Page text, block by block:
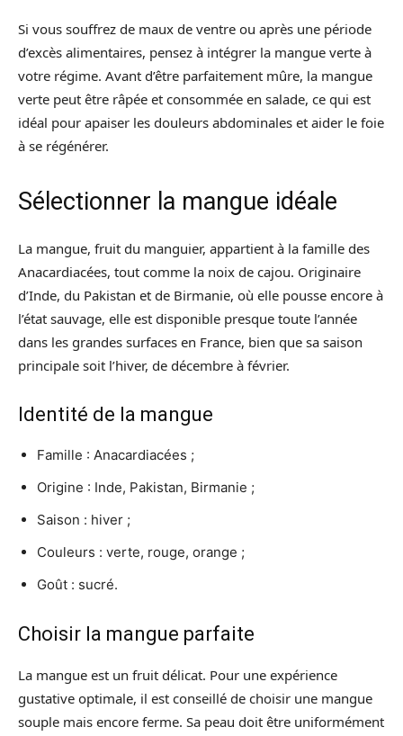
Si vous souffrez de maux de ventre ou après une période
d’excès alimentaires, pensez à intégrer la mangue verte à
votre régime. Avant d’être parfaitement mûre, la mangue
verte peut être râpée et consommée en salade, ce qui est
idéal pour apaiser les douleurs abdominales et aider le foie
à se régénérer.
Sélectionner la mangue idéale
La mangue, fruit du manguier, appartient à la famille des
Anacardiacées, tout comme la noix de cajou. Originaire
d’Inde, du Pakistan et de Birmanie, où elle pousse encore à
l’état sauvage, elle est disponible presque toute l’année
dans les grandes surfaces en France, bien que sa saison
principale soit l’hiver, de décembre à février.
Identité de la mangue
Famille : Anacardiacées ;
Origine : Inde, Pakistan, Birmanie ;
Saison : hiver ;
Couleurs : verte, rouge, orange ;
Goût : sucré.
Choisir la mangue parfaite
La mangue est un fruit délicat. Pour une expérience
gustative optimale, il est conseillé de choisir une mangue
souple mais encore ferme. Sa peau doit être uniformément